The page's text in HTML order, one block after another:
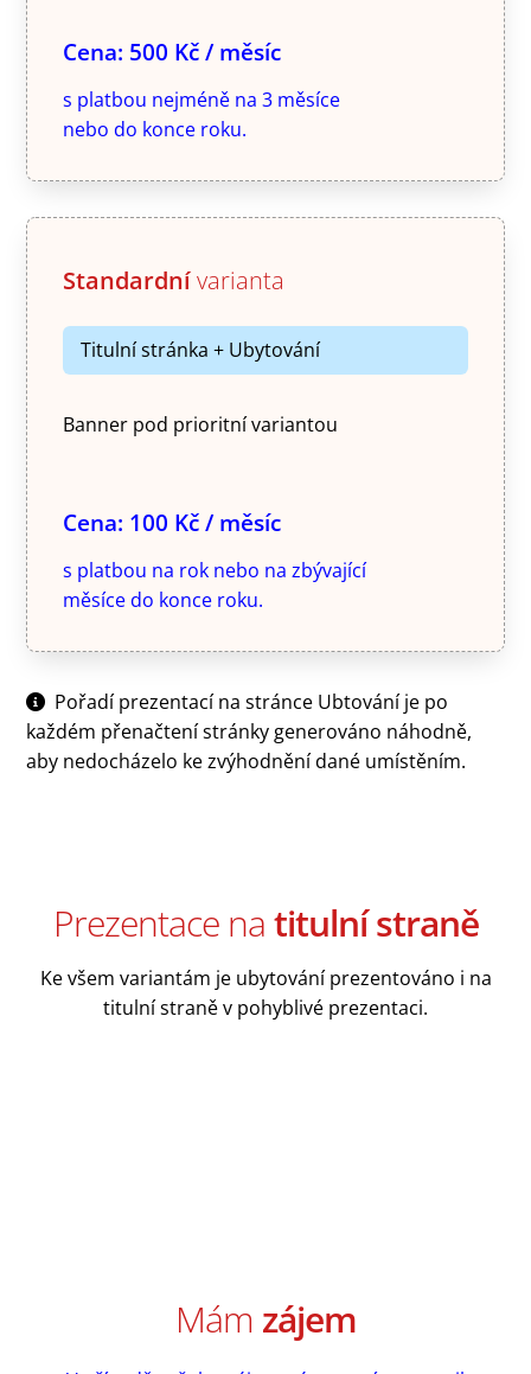
Cena: 500 Kč / měsíc
s platbou nejméně na 3 měsíce
nebo do konce roku.
Standardnívarianta
Titulní stránka + Ubytování
Banner pod prioritní variantou
Cena: 100 Kč / měsíc
s platbou na rok nebo na zbývající
měsíce do konce roku.
Pořadí prezentací na stránce Ubtování je po
každém přenačtení stránky generováno náhodně,
aby nedocházelo ke zvýhodnění dané umístěním.
Prezentace natitulní straně
Ke všem variantám je ubytování prezentováno i na
titulní straně v pohyblivé prezentaci.
Mám zájem